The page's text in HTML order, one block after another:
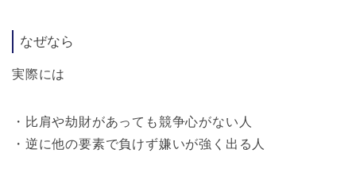
なぜなら
実際には
・比肩や劫財があっても競争心がない人
・逆に他の要素で負けず嫌いが強く出る人